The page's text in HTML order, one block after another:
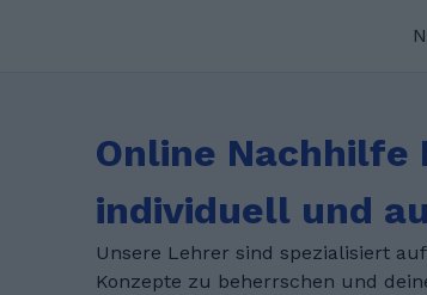
Online Nachhilfe
individuell und
Unsere Lehrer sind spezialisiert
Konzepte zu beherrschen und